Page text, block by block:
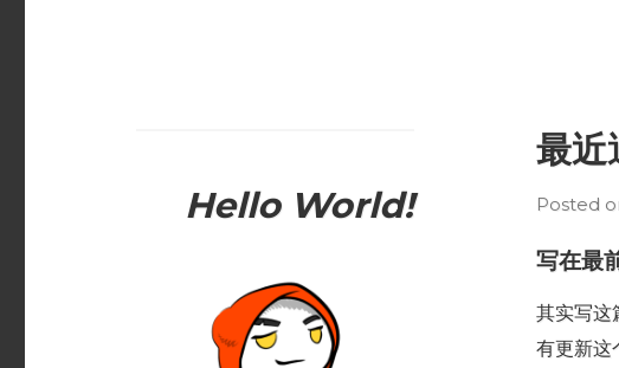
最近
Posted
写在最
其实写这
有更新
Hello World!